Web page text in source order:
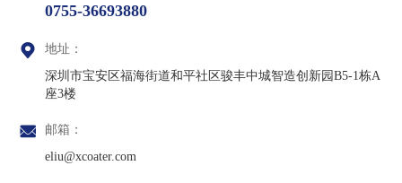
0755-36693880

地址：
深圳市宝安区福海街道和平社区骏丰中城智造创新园B5-1栋A
座3楼

邮箱：
eliu@xcoater.com